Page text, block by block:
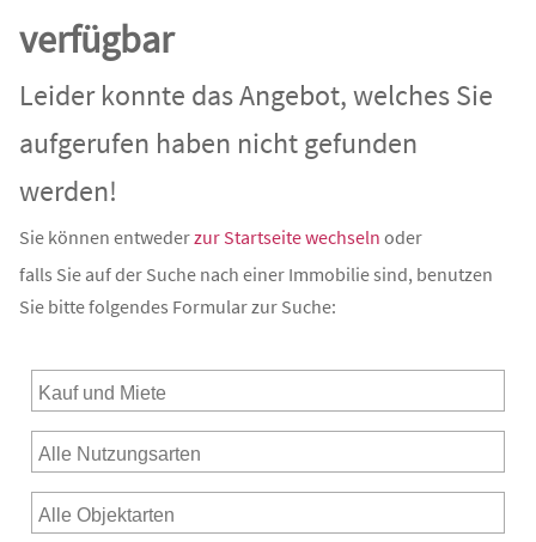
verfügbar
Leider konnte das Angebot, welches Sie
aufgerufen haben nicht gefunden
werden!
Sie können entwederzur Startseite wechseln oder
falls Sie auf der Suche nach einer Immobilie sind, benutzen
Sie bitte folgendes Formular zur Suche: